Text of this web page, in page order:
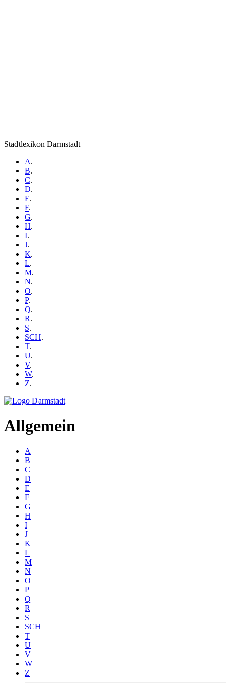
Stadtlexikon Darmstadt
A.
B.
C.
D.
E.
F.
G.
H.
I.
J.
K.
L.
M.
N.
O.
P.
Q.
R.
S.
SCH.
T.
U.
V.
W.
Z.
Allgemein
A
B
C
D
E
F
G
H
I
J
K
L
M
N
O
P
Q
R
S
SCH
T
U
V
W
Z